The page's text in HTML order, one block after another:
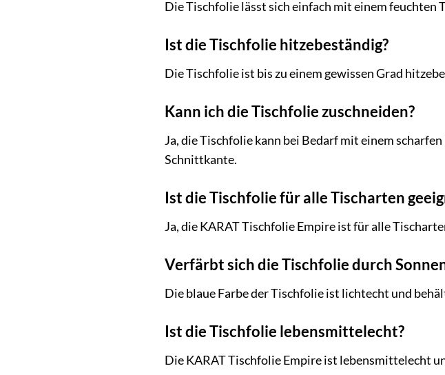
Die Tischfolie lässt sich einfach mit einem feuchten
Ist die Tischfolie hitzebeständig?
Die Tischfolie ist bis zu einem gewissen Grad
Kann ich die Tischfolie zuschneiden?
Ja, die Tischfolie kann bei Bedarf mit einem
Schnittkante.
Ist die Tischfolie für alle Tischarten
Ja, die KARAT Tischfolie Empire ist für alle
Verfärbt sich die Tischfolie durch
Die blaue Farbe der Tischfolie ist lichtecht und
Ist die Tischfolie lebensmittelecht?
Die KARAT Tischfolie Empire ist lebensmittelecht